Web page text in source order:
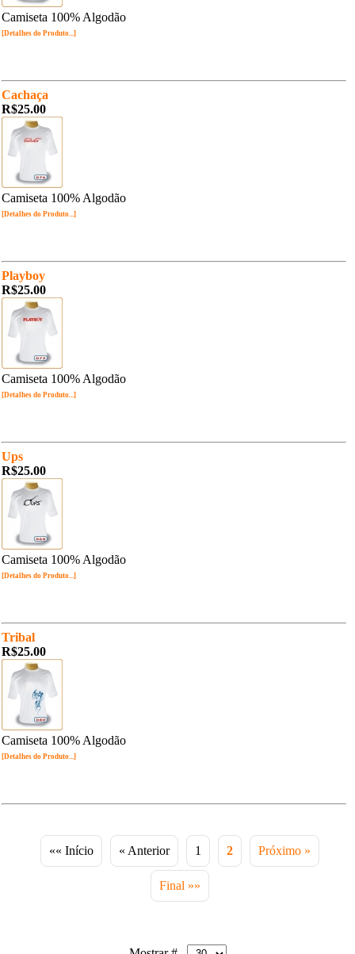
Camiseta 100% Algodão
[Detalhes do Produto...]
Cachaça
R$25.00
Camiseta 100% Algodão
[Detalhes do Produto...]
Playboy
R$25.00
Camiseta 100% Algodão
[Detalhes do Produto...]
Ups
R$25.00
Camiseta 100% Algodão
[Detalhes do Produto...]
Tribal
R$25.00
Camiseta 100% Algodão
[Detalhes do Produto...]
«« Início « Anterior 1 2 Próximo »
Final »»